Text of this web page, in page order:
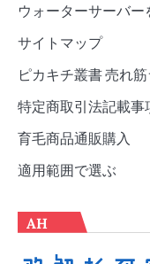
ウォーターサーバー
サイトマップ
ピカキチ叢書 売れ
特定商取引法記載事
育毛商品通販購入
適用範囲で選ぶ
AH